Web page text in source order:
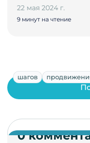
22 мая 2024 г.
9 минут на чтение
шагов
0